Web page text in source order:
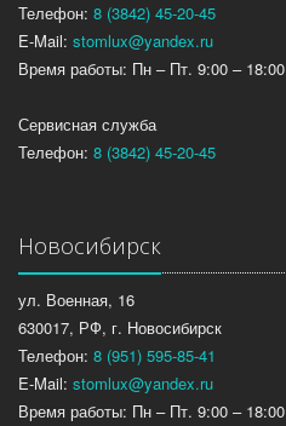
Телефон: 8 (3842) 45-20-45
E-Mail: stomlux@yandex.ru
Время работы: Пн – Пт. 9:00 – 18:00
Сервисная служба
Телефон: 8 (3842) 45-20-45
Новосибирск
ул. Военная, 16
630017, РФ, г. Новосибирск
Телефон: 8 (951) 595-85-41
E-Mail: stomlux@yandex.ru
Время работы: Пн – Пт. 9:00 – 18:00